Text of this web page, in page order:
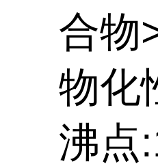
合物
物化
沸点